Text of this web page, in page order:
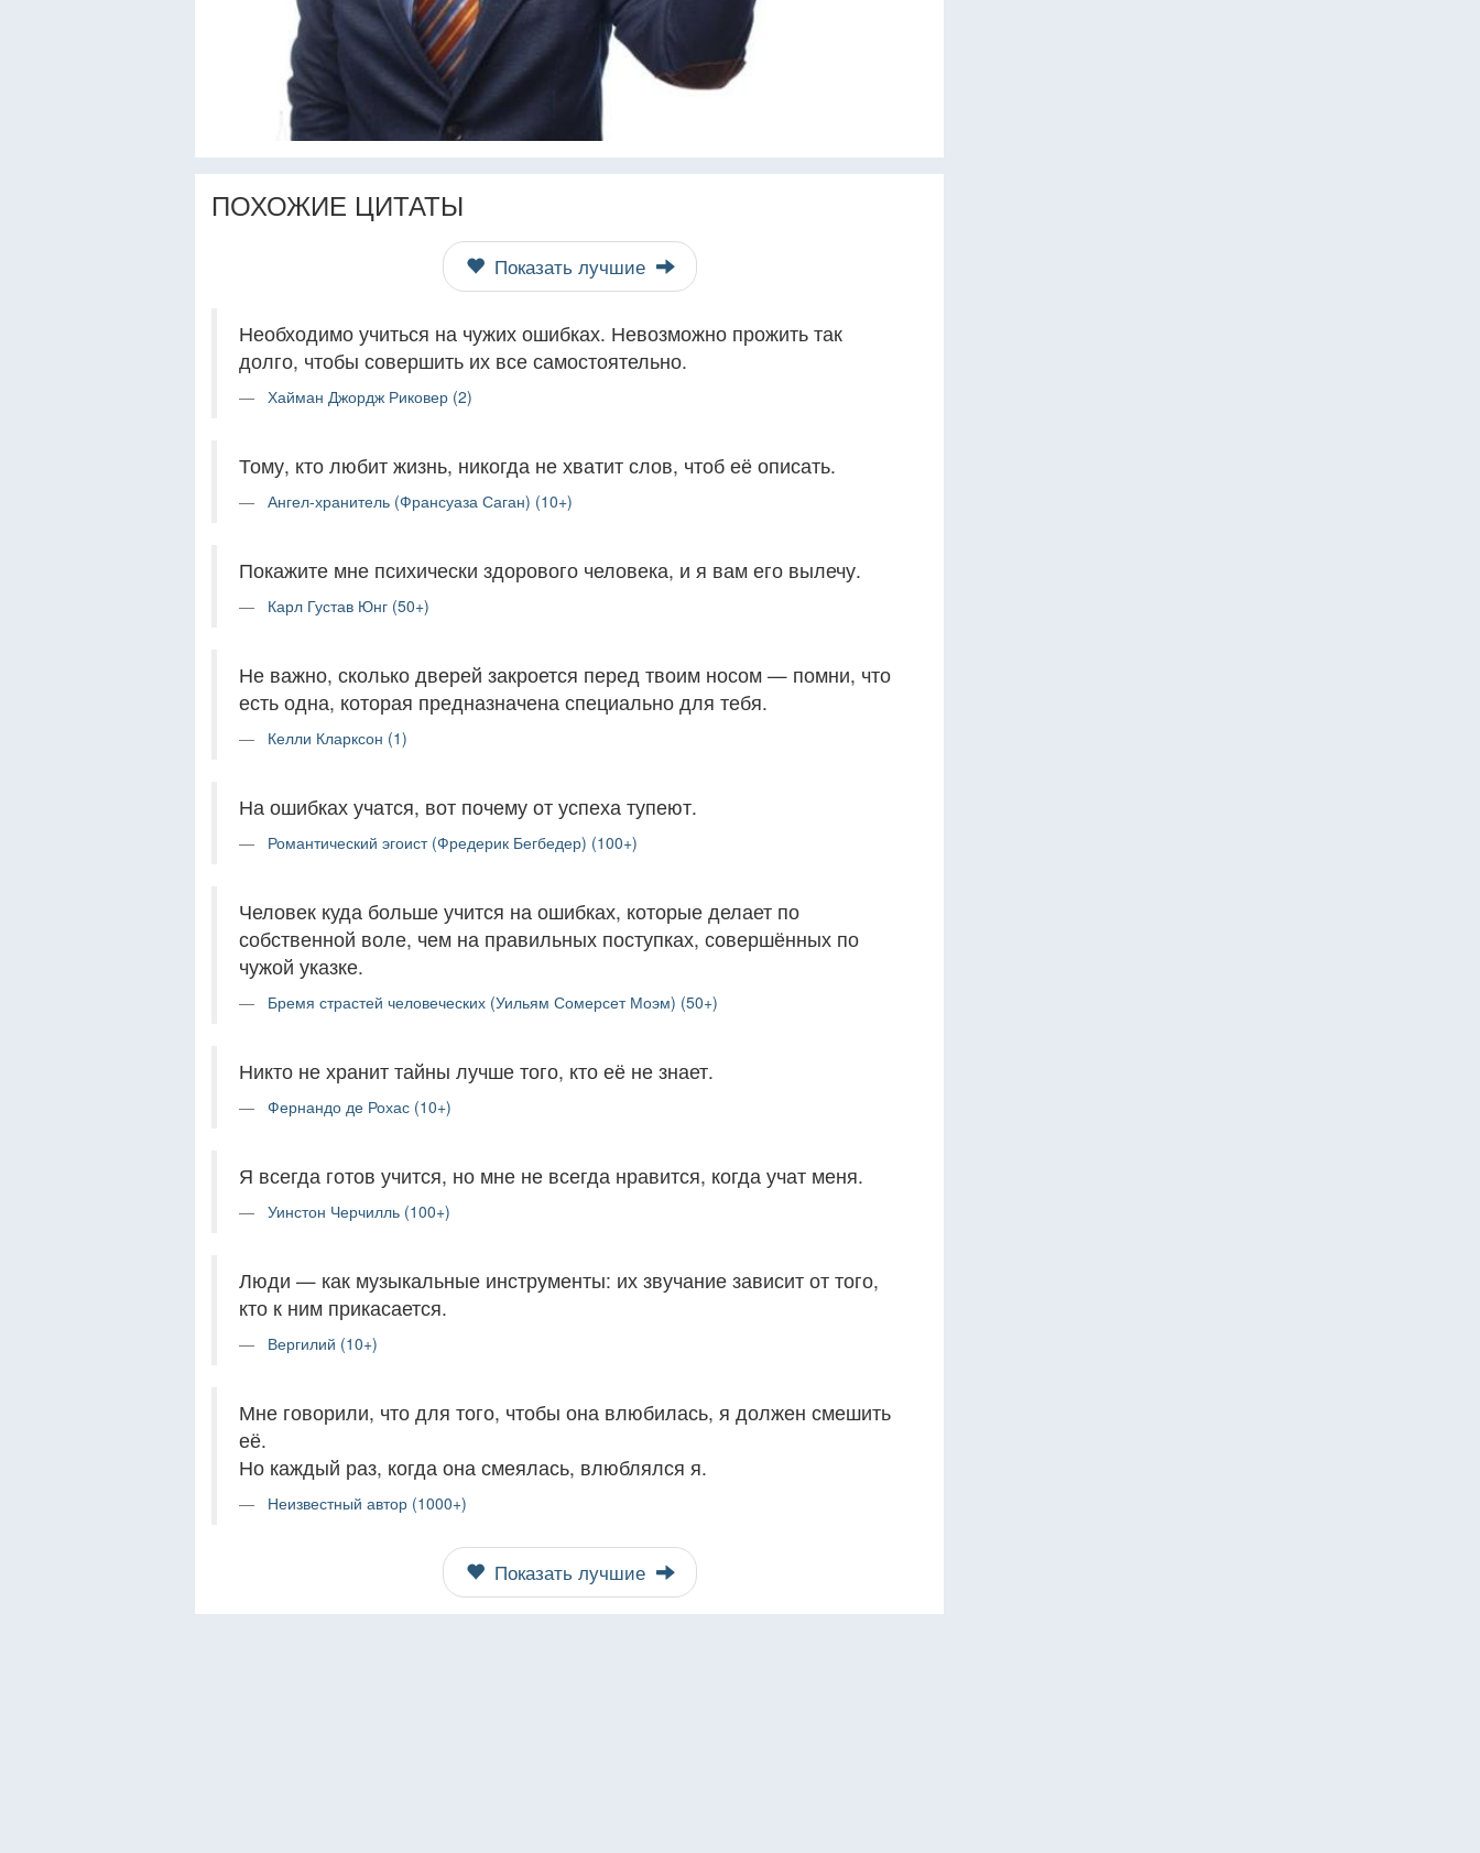
ПОХОЖИЕ ЦИТАТЫ
Показать лучшие
Необходимо учиться на чужих ошибках. Невозможно прожить так
долго, чтобы совершить их все самостоятельно.
Хайман Джордж Риковер (2)
Тому, кто любит жизнь, никогда не хватит слов, чтоб её описать.
Ангел-хранитель (Франсуаза Саган) (10+)
Покажите мне психически здорового человека, и я вам его вылечу.
Карл Густав Юнг (50+)
Не важно, сколько дверей закроется перед твоим носом — помни, что
есть одна, которая предназначена специально для тебя.
Келли Кларксон (1)
На ошибках учатся, вот почему от успеха тупеют.
Романтический эгоист (Фредерик Бегбедер) (100+)
Человек куда больше учится на ошибках, которые делает по
собственной воле, чем на правильных поступках, совершённых по
чужой указке.
Бремя страстей человеческих (Уильям Сомерсет Моэм) (50+)
Никто не хранит тайны лучше того, кто её не знает.
Фернандо де Рохас (10+)
Я всегда готов учится, но мне не всегда нравится, когда учат меня.
Уинстон Черчилль (100+)
Люди — как музыкальные инструменты: их звучание зависит от того,
кто к ним прикасается.
Вергилий (10+)
Мне говорили, что для того, чтобы она влюбилась, я должен смешить
её.
Но каждый раз, когда она смеялась, влюблялся я.
Неизвестный автор (1000+)
Показать лучшие